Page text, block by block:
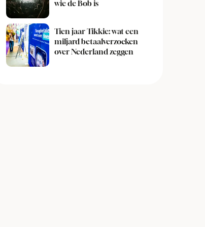
wie de Bob is
Tien jaar Tikkie: wat een
miljard betaalverzoeken
over Nederland zeggen